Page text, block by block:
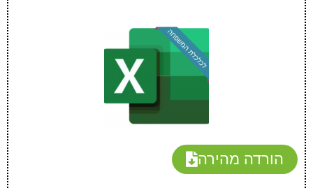
הורדה מהירה